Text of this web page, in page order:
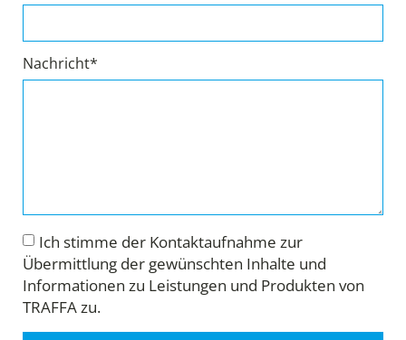
Nachricht*
Ich stimme der Kontaktaufnahme zur
Übermittlung der gewünschten Inhalte und
Informationen zu Leistungen und Produkten von
TRAFFA zu.